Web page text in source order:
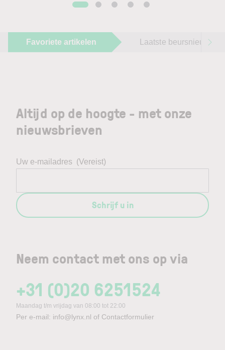
Favoriete artikelen Laatste beursnieuws
Neem contact met ons op via
+31 (0)20 6251524
Maandag t/m vrijdag van 08:00 tot 22:00
Per e-mail: info@lynx.nl of Contactformulier
Altijd op de hoogte - met onze
nieuwsbrieven
Uw e-mailadres (Vereist)
Schrijf u in